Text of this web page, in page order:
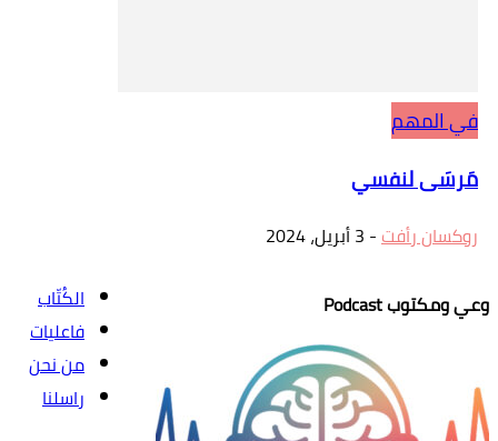
في المهم
مَرسَى لنفسي
روكسان رأفت- 3 أبريل، 2024
وعي ومكتوب Podcast
الكُتّاب
فاعليات
من نحن
راسلنا